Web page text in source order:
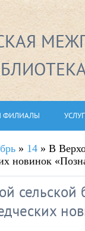
ФИЛИАЛЫ
» 14 » В
новинок